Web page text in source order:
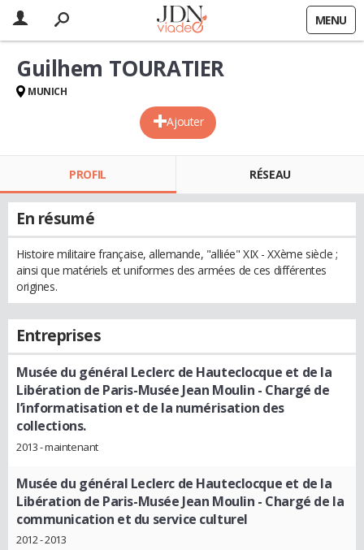
MENU
Ajouter
Guilhem TOURATIER
MUNICH
PROFIL RÉSEAU
En résumé
Histoire militaire française, allemande, "alliée" XIX - XXème siècle ;
ainsi que matériels et uniformes des armées de ces différentes
origines.
Entreprises
Musée du général Leclerc de Hauteclocque et de la
Libération de Paris-Musée Jean Moulin - Chargé de
l’informatisation et de la numérisation des
collections.
2013 - maintenant
Musée du général Leclerc de Hauteclocque et de la
Libération de Paris-Musée Jean Moulin - Chargé de la
communication et du service culturel
2012 - 2013